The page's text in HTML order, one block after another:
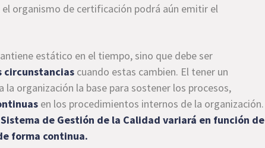
organismo de certificación podrá aún emitir el
estático en el tiempo, sino que debe ser
circunstancias cuando estas cambien. El tener un
organización la base para sostener los procesos,
en los procedimientos internos de la organización.
Sistema de Gestión de la Calidad variará en función de
forma continua.